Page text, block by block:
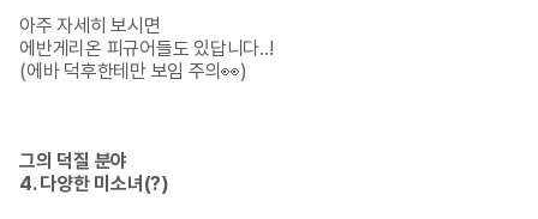
아주 자세히 보시면
에반게리온 피규어들도 있답니다..!
(에바 덕후한테만 보임 주의👀)
그의 덕질 분야
4. 다양한 미소녀(?)